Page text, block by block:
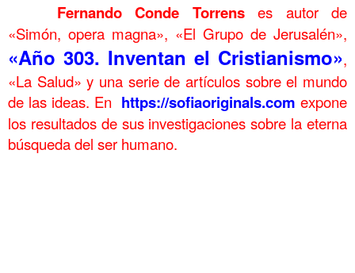
Fernando Conde Torrenses autor de
«Simón, opera magna», «El Grupo de Jerusalén»,
«Año 303. Inventan el Cristianismo»,
«La Salud» y una serie de artículos sobre el mundo
de las ideas. En https://sofiaoriginals.com expone
los resultados de sus investigaciones sobre la eterna
búsqueda del ser humano.